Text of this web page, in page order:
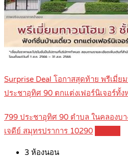
Surprise Deal โอกาสสุดท้าย พรีเมี่
ประชาอุทิศ 90 ตกแต่งเฟอร์นิเจอร์ทั้ง
799 ประชาอุทิศ 90 ตำบล ในคลองบ
เจดีย์ สมุทรปราการ 10290
3 ห้องนอน